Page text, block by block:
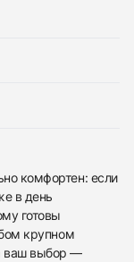
комфортен: если
в день
готовы
крупном
ваш выбор —
свяжемся
свяжемся